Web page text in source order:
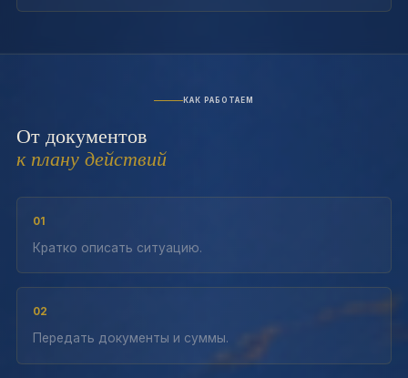
КАК РАБОТАЕМ
От документов
к плану действий
01
Кратко описать ситуацию.
02
Передать документы и суммы.